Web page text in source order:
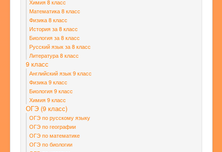
Химия 8 класс
Математика 8 класс
Физика 8 класс
История за 8 класс
Биология за 8 класс
Русский язык за 8 класс
Литература 8 класс
9 класс
Английский язык 9 класс
Физика 9 класс
Биология 9 класс
Химия 9 класс
ОГЭ (9 класс)
ОГЭ по русскому языку
ОГЭ по географии
ОГЭ по математике
ОГЭ по биологии